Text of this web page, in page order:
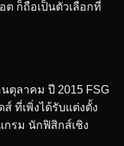
ต ก็ถือเป็นตัวเลือกที่
ตุลาคม ปี 2015 FSG
ที่เพิ่งได้รับแต่งตั้ง
กรม นักฟิสิกส์เชิง